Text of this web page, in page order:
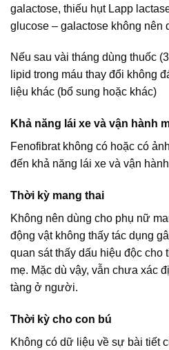
galactose, thiếu hụt Lapp
glucose – galactose không nên
Nếu sau vài tháng dùng thuốc
lipid trong máu thay đổi không
liệu khác (bổ sung hoặc khác)
Khả năng lái xe và vận hành
Fenofibrat không có hoặc có
đến khả năng lái xe và vận
Thời kỳ mang thai
Không nên dùng cho phụ nữ
động vật không thấy tác dụng
quan sát thấy dấu hiệu độc cho
mẹ. Mặc dù vậy, vẫn chưa xác
tàng ở người.
Thời kỳ cho con bú
Không có dữ liệu về sự bài tiết